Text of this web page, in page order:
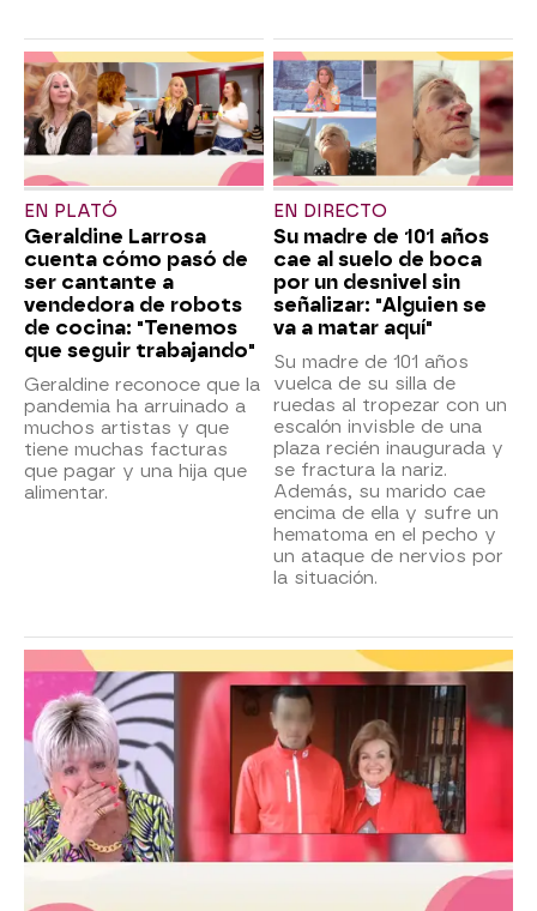
EN PLATÓ
Geraldine Larrosa
cuenta cómo pasó de
ser cantante a
vendedora de robots
de cocina: "Tenemos
que seguir trabajando"
Geraldine reconoce que la
pandemia ha arruinado a
muchos artistas y que
tiene muchas facturas
que pagar y una hija que
alimentar.
EN DIRECTO
Su madre de 101 años
cae al suelo de boca
por un desnivel sin
señalizar: "Alguien se
va a matar aquí"
Su madre de 101 años
vuelca de su silla de
ruedas al tropezar con un
escalón invisble de una
plaza recién inaugurada y
se fractura la nariz.
Además, su marido cae
encima de ella y sufre un
hematoma en el pecho y
un ataque de nervios por
la situación.